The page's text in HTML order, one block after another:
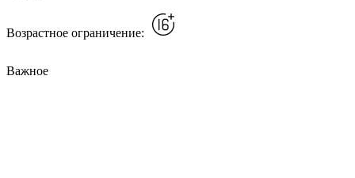
Возрастное ограничение:
Важное